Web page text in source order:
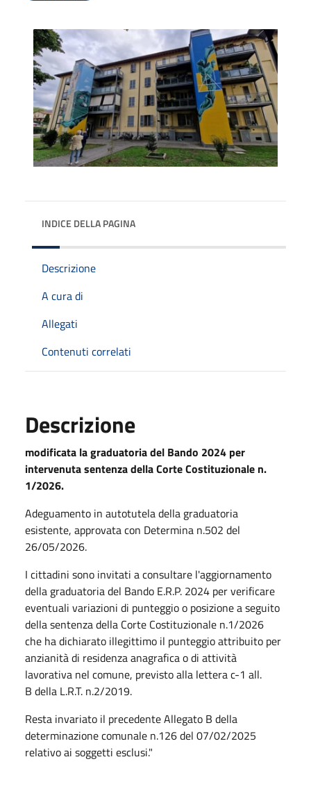
INDICE DELLA PAGINA
Descrizione
A cura di
Allegati
Contenuti correlati
Descrizione
modificata la graduatoria del Bando 2024 per
intervenuta sentenza della Corte Costituzionale n.
1/2026.
Adeguamento in autotutela della graduatoria
esistente, approvata con Determina n.502 del
26/05/2026.
I cittadini sono invitati a consultare l'aggiornamento
della graduatoria del Bando E.R.P. 2024 per verificare
eventuali variazioni di punteggio o posizione a seguito
della sentenza della Corte Costituzionale n.1/2026
che ha dichiarato illegittimo il punteggio attribuito per
anzianità di residenza anagrafica o di attività
lavorativa nel comune, previsto alla lettera c-1 all.
B della L.R.T. n.2/2019.
Resta invariato il precedente Allegato B della
determinazione comunale n.126 del 07/02/2025
relativo ai soggetti esclusi."